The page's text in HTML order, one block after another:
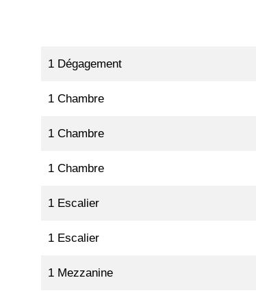
1 Dégagement
1 Chambre
1 Chambre
1 Chambre
1 Escalier
1 Escalier
1 Mezzanine